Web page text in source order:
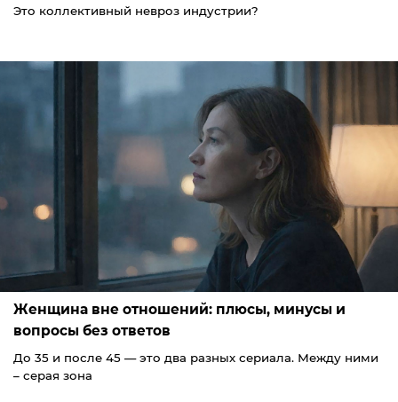
Это коллективный невроз индустрии?
Женщина вне отношений: плюсы, минусы и
вопросы без ответов
До 35 и после 45 — это два разных сериала. Между ними
– серая зона